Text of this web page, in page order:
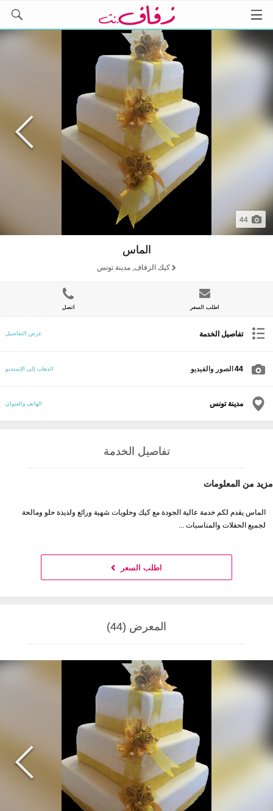
44
الماس
كيك الزفاف, مدينة تونس
اطلب السعر اتصل
تفاصيل الخدمة عرض التفاصيل
44 الصور والفيديو الذهاب إلى الإستديو
مدينة تونس الهاتف والعنوان
تفاصيل الخدمة
مزيد من المعلومات
الماس يقدم لكم خدمة عالية الجودة مع كيك وحلويات شهية ورائع ولذيذة حلو ومالحة
لجميع الحفلات والمناسبات ...
اطلب السعر
المعرض (44)